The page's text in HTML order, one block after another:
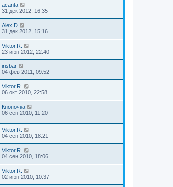
acanta
31 дек 2012, 16:35
Alex D
31 дек 2012, 15:16
Viktor.R.
23 июн 2012, 22:40
irisbar
04 фев 2011, 09:52
Viktor.R.
06 окт 2010, 22:58
Кнопочка
06 сен 2010, 11:20
Viktor.R.
04 сен 2010, 18:21
Viktor.R.
04 сен 2010, 18:06
Viktor.R.
02 июн 2010, 10:37